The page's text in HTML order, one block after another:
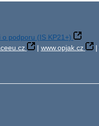
podporu (IS KP21+)
| www.opjak.cz |